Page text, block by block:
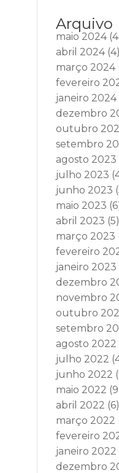
Arquivo
maio 2024
abril 2024(4)
março 2024
fevereiro
janeiro 2024
dezembro
outubro
setembro
agosto 2023
julho 2023
junho 2023
maio 2023
abril 2023 (5)
março 2023
fevereiro
janeiro 2023
dezembro
novembro
outubro
setembro
agosto 2022
julho 2022
junho 2022
maio 2022
abril 2022 (6)
março 2022
fevereiro
janeiro 2022
dezembro